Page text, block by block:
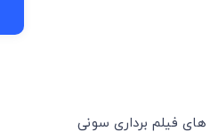
فیلم برداری سونی